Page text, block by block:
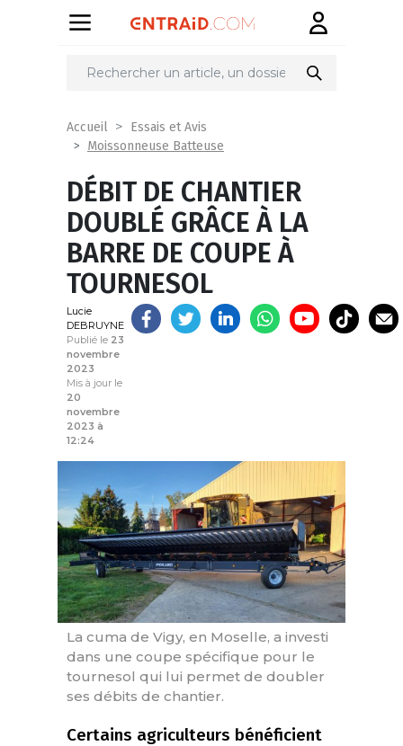
Partager
Accueil
Essais et Avis
Moissonneuse Batteuse
DÉBIT DE CHANTIER
DOUBLÉ GRÂCE À LA
BARRE DE COUPE À
TOURNESOL
Lucie
DEBRUYNE
Publié le 23
novembre
2023
Mis à jour le
20
novembre
2023 à
12:24
La cuma de Vigy, en Moselle, a investi
dans une coupe spécifique pour le
tournesol qui lui permet de doubler
ses débits de chantier.
Certains agriculteurs bénéficient